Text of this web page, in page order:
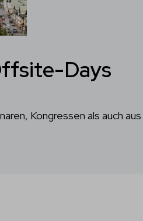
Days
Kongressen als auch